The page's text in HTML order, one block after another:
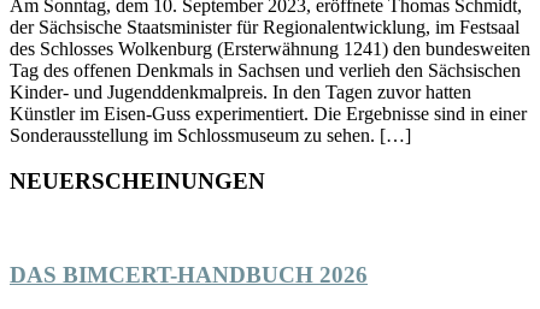
Am Sonntag, dem 10. September 2023, eröffnete Thomas Schmidt,
der Sächsische Staatsminister für Regionalentwicklung, im Festsaal
des Schlosses Wolkenburg (Ersterwähnung 1241) den bundesweiten
Tag des offenen Denkmals in Sachsen und verlieh den Sächsischen
Kinder- und Jugenddenkmalpreis. In den Tagen zuvor hatten
Künstler im Eisen-Guss experimentiert. Die Ergebnisse sind in einer
Sonderausstellung im Schlossmuseum zu sehen. […]
NEUERSCHEINUNGEN
DAS BIMCERT-HANDBUCH 2026